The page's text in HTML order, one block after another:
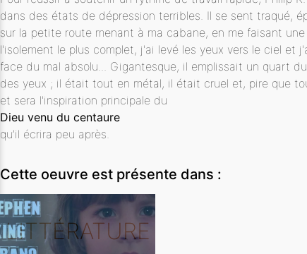
dans des états de dépression terribles. Il se sent traqué,
sur la petite route menant à ma cabane, en me faisant
l'isolement le plus complet, j'ai levé les yeux vers le ciel et
face du mal absolu... Gigantesque, il emplissait un quart
des yeux ; il était tout en métal, il était cruel et, pire que
et sera l'inspiration principale du
Dieu venu du centaure
qu’il écrira peu après.
Cette oeuvre est présente dans :
LITTÉRATURE